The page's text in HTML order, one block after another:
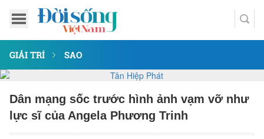
GIẢI TRÍ SAO
Dân mạng sốc trước hình ảnh vạm vỡ như
lực sĩ của Angela Phương Trinh